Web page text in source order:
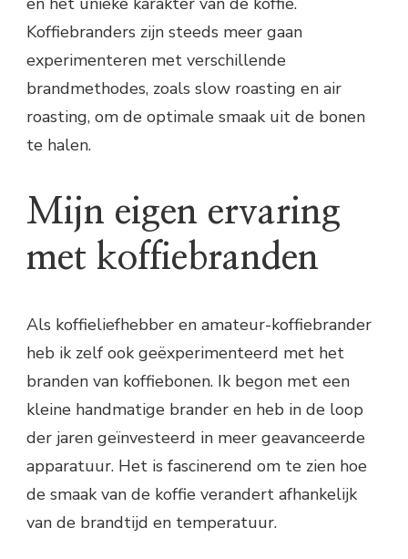
Koffiebranders zijn steeds meer gaan
experimenteren met verschillende
brandmethodes, zoals slow roasting en air
roasting, om de optimale smaak uit de bonen
te halen.
Mijn eigen ervaring
met koffiebranden
Als koffieliefhebber en amateur-koffiebrander
heb ik zelf ook geëxperimenteerd met het
branden van koffiebonen. Ik begon met een
kleine handmatige brander en heb in de loop
der jaren geïnvesteerd in meer geavanceerde
apparatuur. Het is fascinerend om te zien hoe
de smaak van de koffie verandert afhankelijk
van de brandtijd en temperatuur.